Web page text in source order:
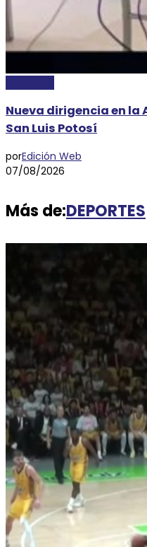
Nueva dirigencia en la
San Luis Potosí
porEdición Web
07/08/2026
Más de:DEPORTES